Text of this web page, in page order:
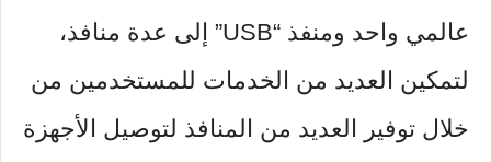
عالمي واحد ومنفذ “USB” إلى عدة منافذ،
لتمكين العديد من الخدمات للمستخدمين من
خلال توفير العديد من المنافذ لتوصيل الأجهزة